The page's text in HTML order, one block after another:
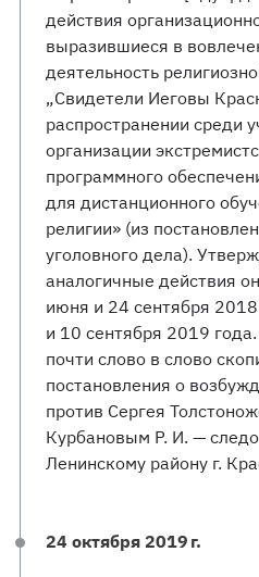
действия
выразившиеся в
деятельность
„Свидетели Иеговы
распространении среди
организации
программного
для дистанционного
религии» (из
уголовного дела).
аналогичные действия
июня и 24 сентября
и 10 сентября 2019
почти слово в слово
постановления о
против Сергея
Курбановым Р. И. —
Ленинскому району г.
24 октября 2019 г.